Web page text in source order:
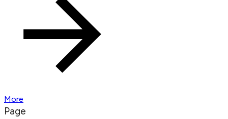
More
Page